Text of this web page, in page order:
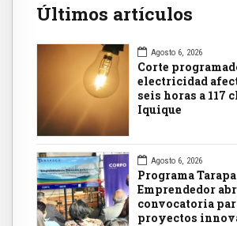
Últimos artículos
Agosto 6, 2026
Corte
electricidad
seis horas a 117
Iquique
Agosto 6, 2026
Programa
Emprendedor
convocatoria
proyectos